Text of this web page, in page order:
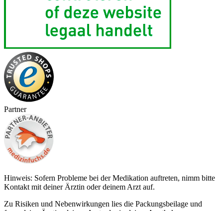
Partner
Hinweis: Sofern Probleme bei der Medikation auftreten, nimm bitte
Kontakt mit deiner Ärztin oder deinem Arzt auf.
Zu Risiken und Nebenwirkungen lies die Packungsbeilage und